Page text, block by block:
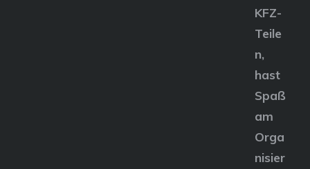
KFZ-
Teile
n,
hast
Spaß
am
Orga
nisier